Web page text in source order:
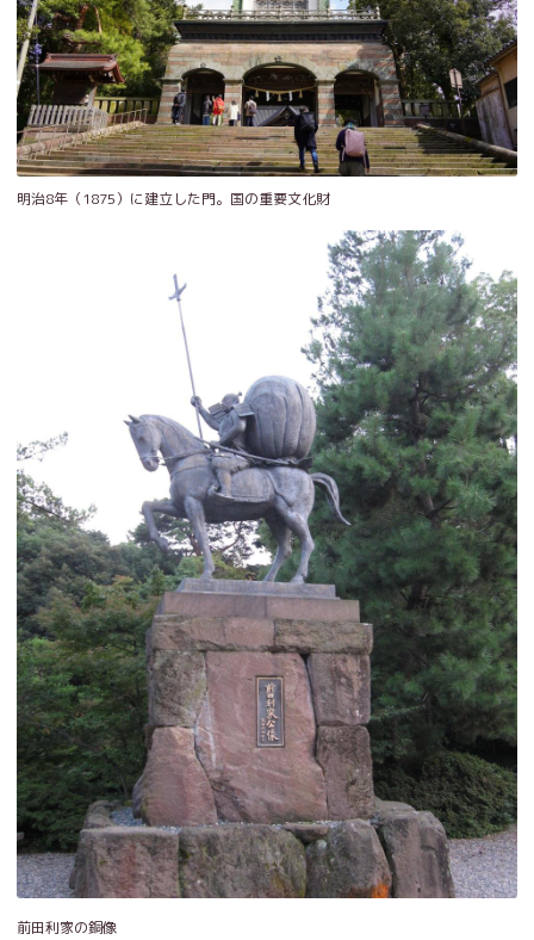
明治8年（1875）に建立した門。国の重要文化財
前田利家の銅像